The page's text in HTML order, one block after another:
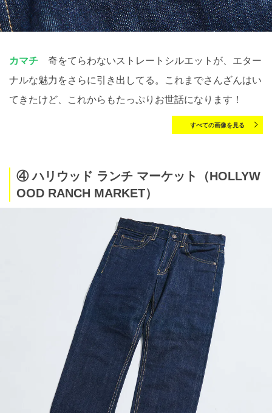
カマチ 奇をてらわないストレートシルエットが、エター
ナルな魅力をさらに引き出してる。これまでさんざんはい
てきたけど、これからもたっぷりお世話になります！
すべての画像を見る
④ ハリウッド ランチ マーケット（HOLLYW
OOD RANCH MARKET）